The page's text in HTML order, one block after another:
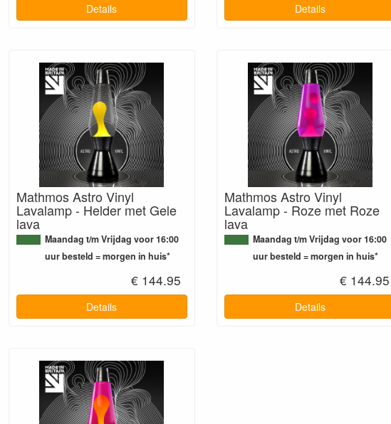
Details Details
Mathmos Astro Vinyl
Lavalamp - Helder met Gele
lava
Maandag t/m Vrijdag voor 16:00
uur besteld = morgen in huis*
€ 144.95
Details
Mathmos Astro Vinyl
Lavalamp - Roze met Roze
lava
Maandag t/m Vrijdag voor 16:00
uur besteld = morgen in huis*
€ 144.95
Details